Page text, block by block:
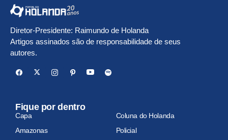
Diretor-Presidente: Raimundo de Holanda
Artigos assinados são de responsabilidade de seus
autores.
Fique por dentro
Capa
Coluna do Holanda
Amazonas
Policial